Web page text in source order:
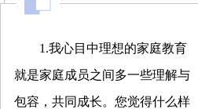
1.我心目中理想的家庭教育
就是家庭成员之间多一些理解与
包容，共同成长。您觉得什么样